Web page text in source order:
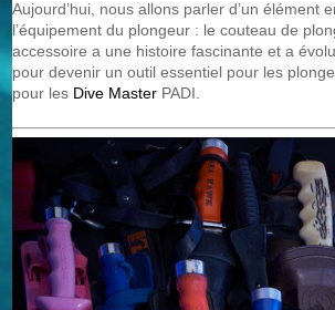
Aujourd’hui, nous allons parler d’un élément
l’équipement du plongeur : le couteau de
accessoire a une histoire fascinante et a
pour devenir un outil essentiel pour les
pour les Dive Master PADI.